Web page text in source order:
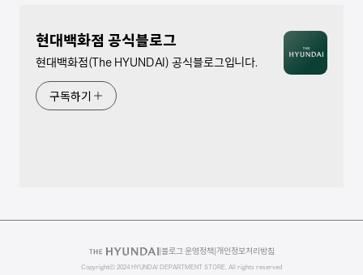
현대백화점 공식블로그
현대백화점(The HYUNDAI) 공식블로그입니다.
구독하기
블로그 운영정책| 개인정보처리방침
Copyrightⓒ 2024 HYUNDAI DEPARTMENT STORE. All rights reserved